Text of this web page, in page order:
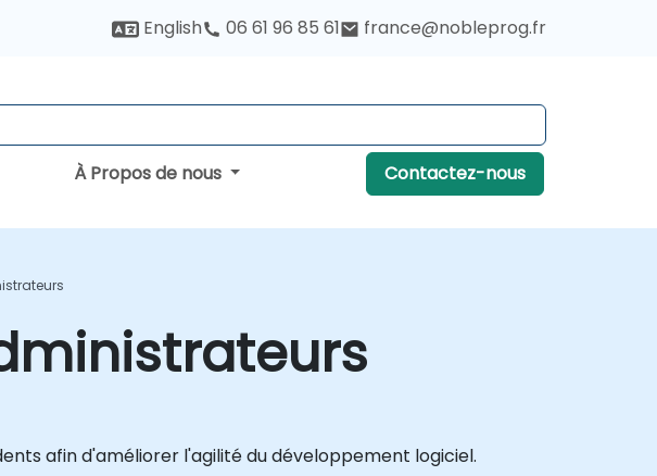
English 06 61 96 85 61 france@nobleprog.fr
À Propos de nous Contactez-nous
afin d'améliorer l'agilité du développement logiciel.